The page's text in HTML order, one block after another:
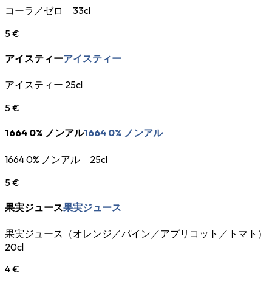
コーラ／ゼロ 33cl
5 €
アイスティーアイスティー
アイスティー 25cl
5 €
1664 0% ノンアル1664 0% ノンアル
1664 0% ノンアル 25cl
5 €
果実ジュース果実ジュース
果実ジュース（オレンジ／パイン／アプリコット／トマト）
20cl
4 €